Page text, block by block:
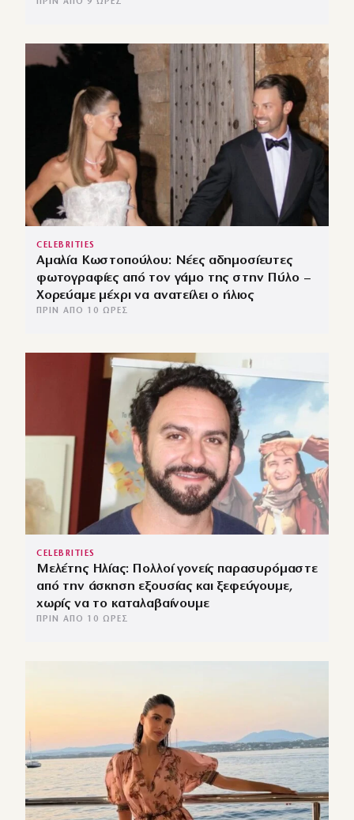
ΠΡΙΝ ΑΠΌ 9 ΏΡΕΣ
CELEBRITIES
Αμαλία Κωστοπούλου: Νέες αδημοσίευτες
φωτογραφίες από τον γάμο της στην Πύλο –
Χορεύαμε μέχρι να ανατείλει ο ήλιος
ΠΡΙΝ ΑΠΌ 10 ΏΡΕΣ
CELEBRITIES
Μελέτης Ηλίας: Πολλοί γονείς παρασυρόμαστε
από την άσκηση εξουσίας και ξεφεύγουμε,
χωρίς να το καταλαβαίνουμε
ΠΡΙΝ ΑΠΌ 10 ΏΡΕΣ